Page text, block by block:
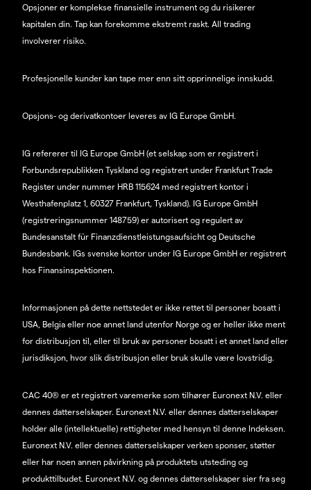
Opsjoner er komplekse finansielle instrument og du risikerer
kapitalen din. Tap kan forekomme ekstremt raskt. All trading
involverer risiko.
Profesjonelle kunder kan tape mer enn sitt opprinnelige innskudd.
Opsjons- og derivatkontoer leveres av IG Europe GmbH.
IG refererer til IG Europe GmbH (et selskap som er registrert i
Forbundsrepublikken Tyskland og registrert under Frankfurt Trade
Register under nummer HRB 115624 med registrert kontor i
Westhafenplatz 1, 60327 Frankfurt, Tyskland). IG Europe GmbH
(registreringsnummer 148759) er autorisert og regulert av
Bundesanstalt für Finanzdienstleistungsaufsicht og Deutsche
Bundesbank. IGs svenske kontor under IG Europe GmbH er registrert
hos Finansinspektionen.
Informasjonen på dette nettstedet er ikke rettet til personer bosatt i
USA, Belgia eller noe annet land utenfor Norge og er heller ikke ment
for distribusjon til, eller til bruk av personer bosatt i et annet land eller
jurisdiksjon, hvor slik distribusjon eller bruk skulle være lovstridig.
CAC 40® er et registrert varemerke som tilhører Euronext N.V. eller
dennes datterselskaper. Euronext N.V. eller dennes datterselskaper
holder alle (intellektuelle) rettigheter med hensyn til denne Indeksen.
Euronext N.V. eller dennes datterselskaper verken sponser, støtter
eller har noen annen påvirkning på produktets utsteding og
produkttilbudet. Euronext N.V. og dennes datterselskaper sier fra seg